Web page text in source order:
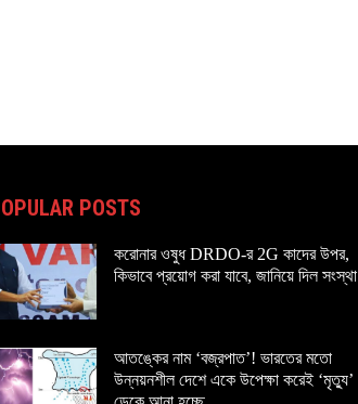
POSTS
করোনার ওষুধ DRDO-র 2G কাদের উপর,
কিভাবে প্রয়োগ করা যাবে, জানিয়ে দিল সংস্থা
আতঙ্কের নাম ‘বজ্রপাত’! ভারতের মতো
উন্নয়নশীল দেশে একে উপেক্ষা করেই ‘মৃত্যু’